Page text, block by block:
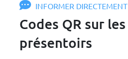
INFORMER DIRECTEMENT
Codes QR sur les
présentoirs